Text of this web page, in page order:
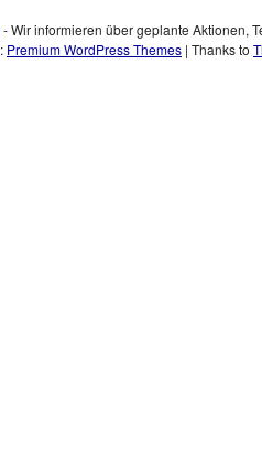
- Wir informieren über geplante Aktionen,
Premium WordPress Themes | Thanks to